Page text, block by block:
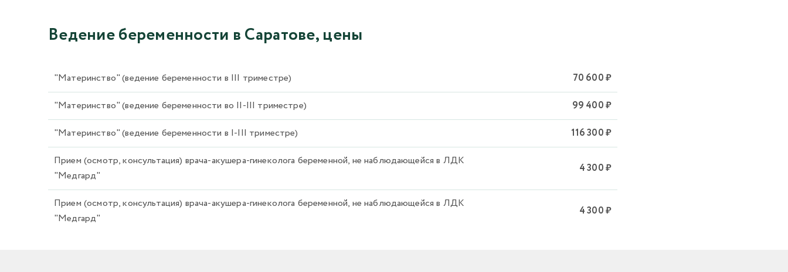
Ведение беременности в Саратове, цены
"Материнство" (ведение беременности в III триместре) 70 600 ₽
"Материнство" (ведение беременности во II-III триместре) 99 400 ₽
"Материнство" (ведение беременности в I-III триместре) 116 300 ₽
Прием (осмотр, консультация) врача-акушера-гинеколога беременной, не наблюдающейся в ЛДК
"Медгард"
4 300 ₽
Прием (осмотр, консультация) врача-акушера-гинеколога беременной, не наблюдающейся в ЛДК
"Медгард"
4 300 ₽